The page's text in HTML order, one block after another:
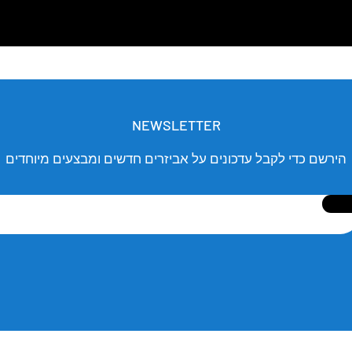
NEWSLETTER
הירשם כדי לקבל עדכונים על אביזרים חדשים ומבצעים מיוחדים